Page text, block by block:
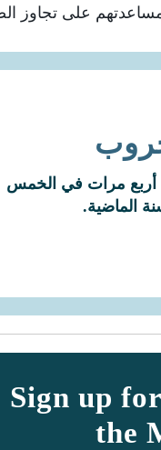
على تجاوز
أربع مرات في الخمس
الماضية.
2021.
Sign up
the